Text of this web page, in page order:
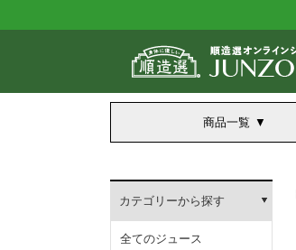
商品一覧
カテゴリーから探す
全てのジュース